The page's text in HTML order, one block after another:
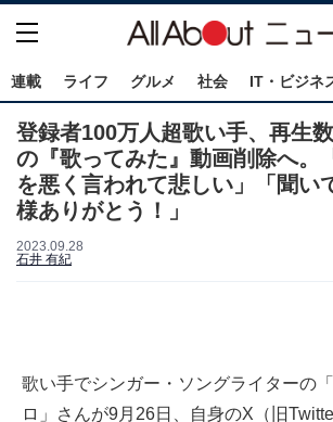
連載 ライフ グルメ 社会 IT・ビジネ
登録者100万人超歌い手、再生
の『歌ってみた』動画削除へ。
を悪く言われて悲しい」「聞い
様ありがとう！」
2023.09.28
石井 有紀
歌い手でシンガー・ソングライターの
ロ」さんが9月26日、自身のX（旧